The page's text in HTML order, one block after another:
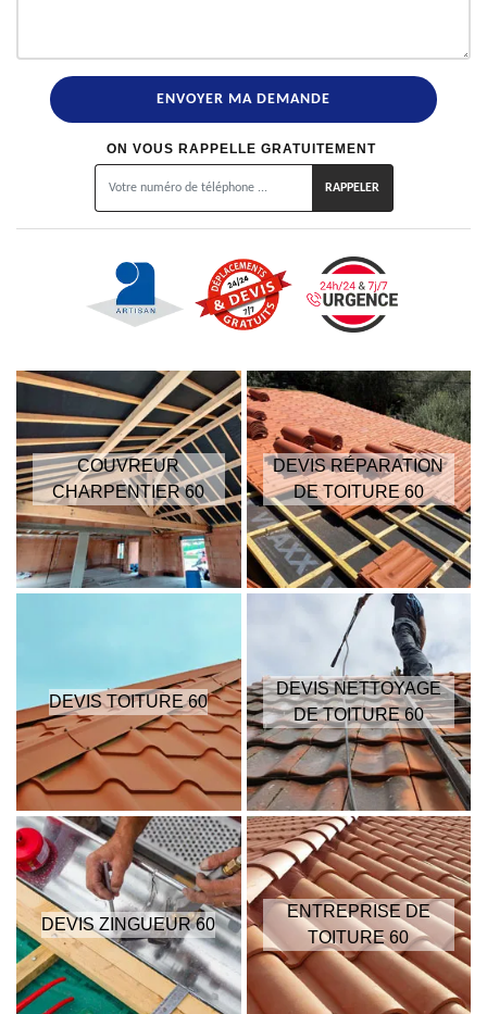
ON VOUS RAPPELLE GRATUITEMENT
COUVREUR
CHARPENTIER 60
DEVIS RÉPARATION
DE TOITURE 60
DEVIS TOITURE 60
DEVIS NETTOYAGE
DE TOITURE 60
DEVIS ZINGUEUR 60
ENTREPRISE DE
TOITURE 60